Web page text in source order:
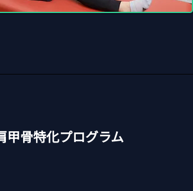
甲骨特化プログラム